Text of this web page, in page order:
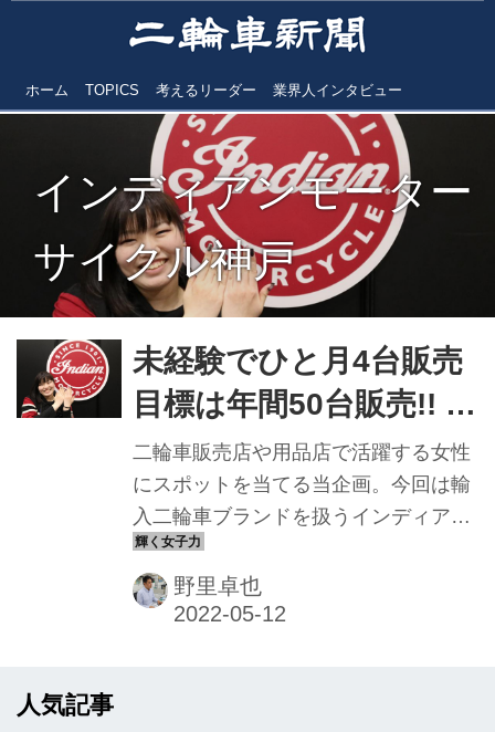
ホーム TOPICS 考えるリーダー 業界人インタビュー
インディアンモーター
サイクル神戸
未経験でひと月4台販売
目標は年間50台販売!! イ
ンディアンモーターサ
イクル神戸 セールス
スタッフ植田まみさん
二輪車販売店や用品店で活躍する女性
にスポットを当てる当企画。今回は輸
入二輪車ブランドを扱うインディアン
モーターサイクル神戸に勤める植田ま
みさん。今年入社後わずか1カ月で4台
も販売。しかも営業や販売は未経験と
野里卓也
人気記事